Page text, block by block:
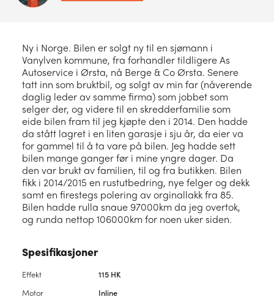
Ny i Norge. Bilen er solgt ny til en sjømann i
Vanylven kommune, fra forhandler tildligere As
Autoservice i Ørsta, nå Berge & Co Ørsta. Senere
tatt inn som bruktbil, og solgt av min far (nåverende
daglig leder av samme firma) som jobbet som
selger der, og videre til en skredderfamilie som
eide bilen fram til jeg kjøpte den i 2014. Den hadde
da stått lagret i en liten garasje i sju år, da eier va
for gammel til å ta vare på bilen. Jeg hadde sett
bilen mange ganger før i mine yngre dager. Da
den var brukt av familien, til og fra butikken. Bilen
fikk i 2014/2015 en rustutbedring, nye felger og dekk
samt en firestegs polering av orginallakk fra 85.
Bilen hadde rulla snaue 97000km da jeg overtok,
og runda nettop 106000km for noen uker siden.
Spesifikasjoner
Effekt
115 HK
Motor
Inline